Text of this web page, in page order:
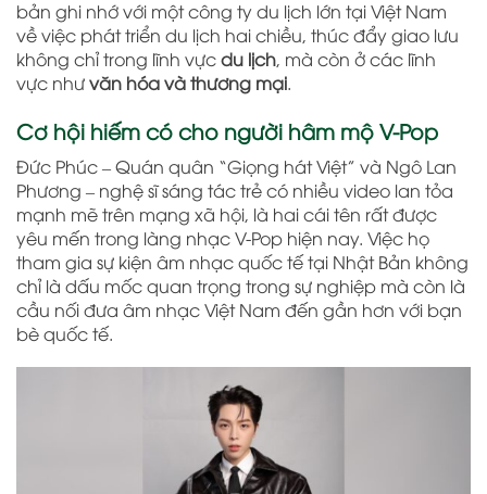
bản ghi nhớ với một công ty du lịch lớn tại Việt Nam
về việc phát triển du lịch hai chiều, thúc đẩy giao lưu
không chỉ trong lĩnh vựcdu lịch, mà còn ở các lĩnh
vực nhưvăn hóa và thương mại.
Cơ hội hiếm có cho người hâm mộ V-Pop
Đức Phúc – Quán quân “Giọng hát Việt” và Ngô Lan
Phương – nghệ sĩ sáng tác trẻ có nhiều video lan tỏa
mạnh mẽ trên mạng xã hội, là hai cái tên rất được
yêu mến trong làng nhạc V-Pop hiện nay. Việc họ
tham gia sự kiện âm nhạc quốc tế tại Nhật Bản không
chỉ là dấu mốc quan trọng trong sự nghiệp mà còn là
cầu nối đưa âm nhạc Việt Nam đến gần hơn với bạn
bè quốc tế.